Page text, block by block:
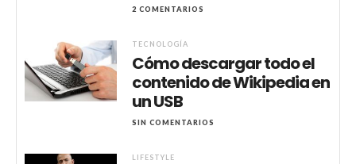
2 COMENTARIOS
TECNOLOGÍA
Cómo descargar todo el
contenido de Wikipedia en
un USB
SIN COMENTARIOS
LIFESTYLE